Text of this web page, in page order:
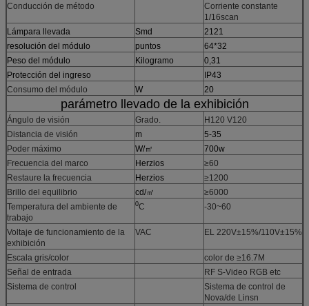
Conducción de método
Corriente constante
1/16scan
Lámpara llevada
Smd
2121
resolución del módulo
puntos
64*32
Peso del módulo
Kilogramo
0,31
Protección del ingreso
IP43
Consumo del módulo
W 20
parámetro llevado de la exhibición
Ángulo de visión Grado.
H120 V120
Distancia de visión
m
5-35
Poder máximo
W/㎡
700w
Frecuencia del marco
Herzios
≥60
Restaure la frecuencia
Herzios
≥1200
Brillo del equilibrio
cd/㎡
≥6000
Temperatura del ambiente de
trabajo
0C -30~60
Voltaje de funcionamiento de la
exhibición
VAC EL 220V±15%/110V±15%
Escala gris/color
color de ≥16.7M
Señal de entrada
RF S-Video RGB etc
Sistema de control
Sistema de control de
Nova/de Linsn